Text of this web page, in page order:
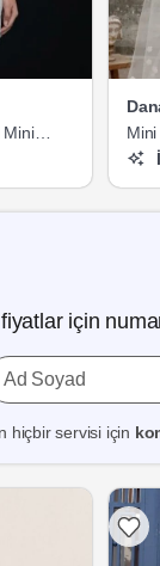
Mini
için
Ad Soyad
hiçbir servisi için